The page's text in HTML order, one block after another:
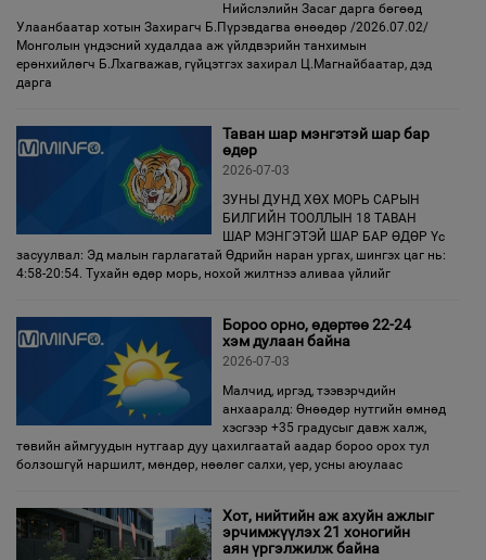
Нийслэлийн Засаг дарга бөгөөд
Улаанбаатар хотын Захирагч Б.Пүрэвдагва өнөөдөр /2026.07.02/
Монголын үндэсний худалдаа аж үйлдвэрийн танхимын
ерөнхийлөгч Б.Лхагважав, гүйцэтгэх захирал Ц.Магнайбаатар, дэд
дарга
Таван шар мэнгэтэй шар бар
өдөр
2026-07-03
ЗУНЫ ДУНД ХӨХ МОРЬ САРЫН
БИЛГИЙН ТООЛЛЫН 18 ТАВАН
ШАР МЭНГЭТЭЙ ШАР БАР ӨДӨР Үс
засуулвал: Эд малын гарлагатай Өдрийн наран ургах, шингэх цаг нь:
4:58-20:54. Тухайн өдөр морь, нохой жилтнээ аливаа үйлийг
Бороо орно, өдөртөө 22-24
хэм дулаан байна
2026-07-03
Малчид, иргэд, тээвэрчдийн
анхааралд: Өнөөдөр нутгийн өмнөд
хэсгээр +35 градусыг давж халж,
төвийн аймгуудын нутгаар дуу цахилгаатай аадар бороо орох тул
болзошгүй наршилт, мөндөр, нөөлөг салхи, үер, усны аюулаас
Хот, нийтийн аж ахуйн ажлыг
эрчимжүүлэх 21 хоногийн
аян үргэлжилж байна